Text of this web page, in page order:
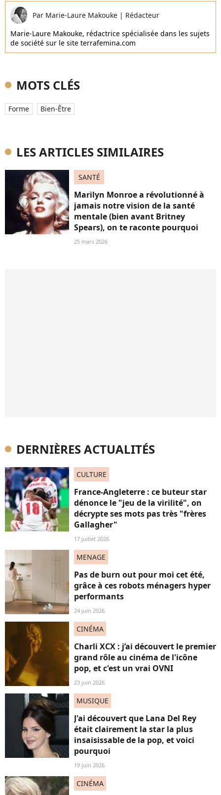
Par Marie-Laure Makouke | Rédacteur
Marie-Laure Makouke, rédactrice spécialisée dans les sujets
de société sur le site terrafemina.com
MOTS CLÉS
Forme Bien-Être
LES ARTICLES SIMILAIRES
SANTÉ
Marilyn Monroe a révolutionné à
jamais notre vision de la santé
mentale (bien avant Britney
Spears), on te raconte pourquoi
25 mars 2026
DERNIÈRES ACTUALITÉS
CULTURE
France-Angleterre : ce buteur star
dénonce le "jeu de la virilité", on
décrypte ses mots pas très "frères
Gallagher"
17 juillet 2026
MENAGE
Pas de burn out pour moi cet été,
grâce à ces robots ménagers hyper
performants
24 juin 2026
CINÉMA
Charli XCX : j’ai découvert le premier
grand rôle au cinéma de l'icône
pop, et c'est un vrai OVNI
23 juin 2026
MUSIQUE
J'ai découvert que Lana Del Rey
était clairement la star la plus
insaisissable de la pop, et voici
pourquoi
19 juin 2026
CINÉMA